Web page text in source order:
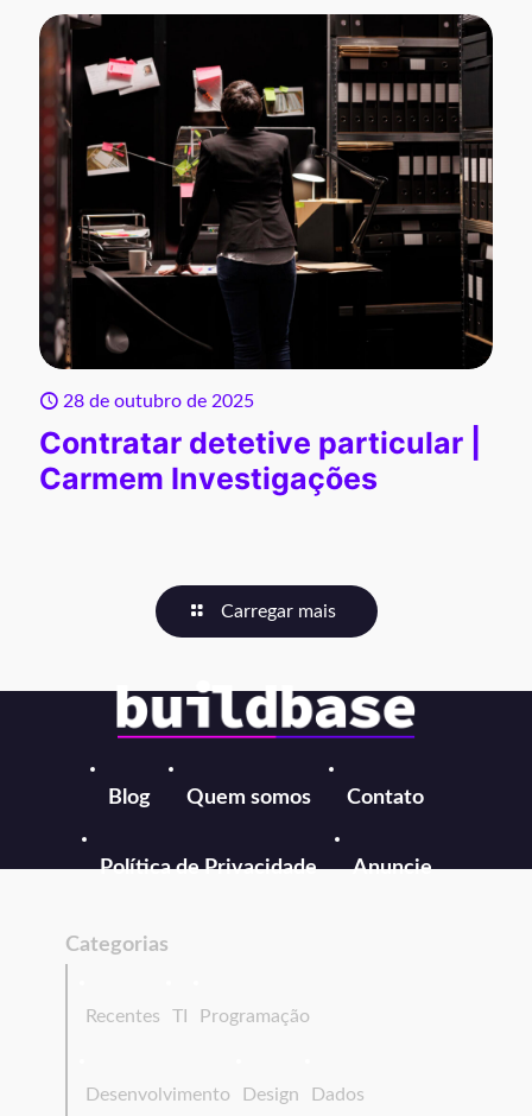
28 de outubro de 2025
Contratar detetive particular |
Carmem Investigações
Carregar mais
Blog Quem somos Contato
Política de Privacidade Anuncie
Categorias
Recentes TI Programação
Desenvolvimento Design Dados